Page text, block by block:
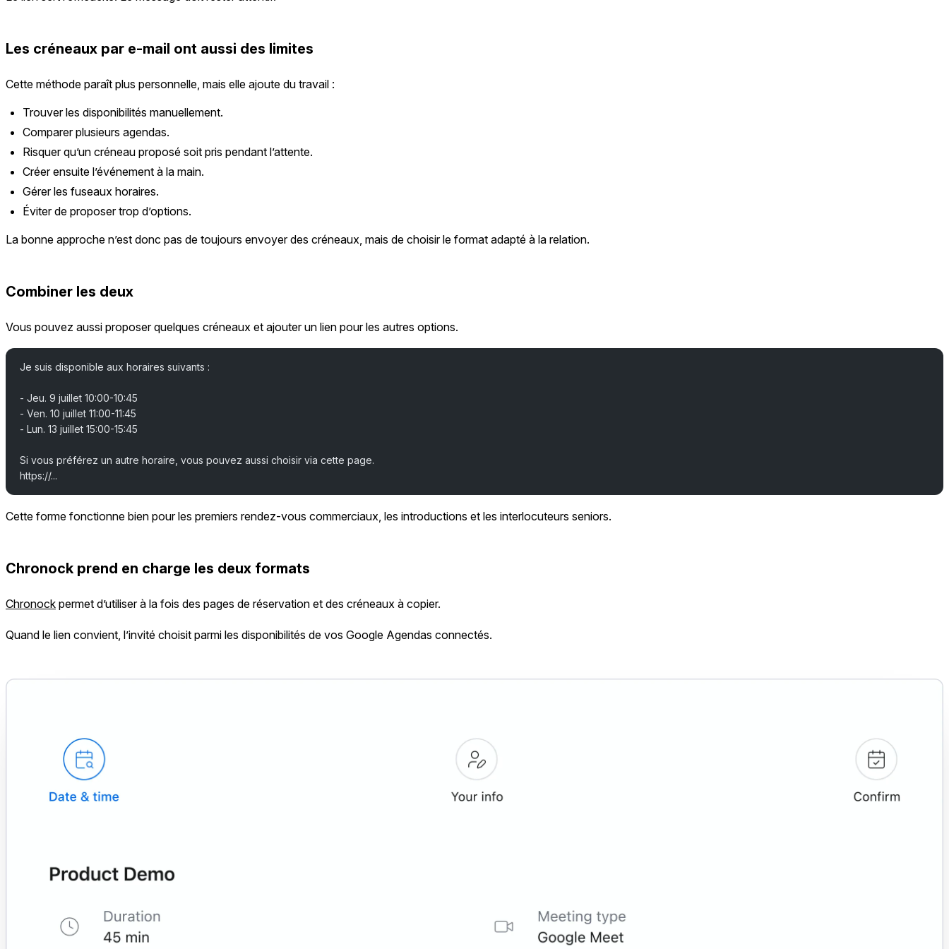
Les créneaux par e-mail ont aussi des limites
Cette méthode paraît plus personnelle, mais elle ajoute du travail :
Trouver les disponibilités manuellement.
Comparer plusieurs agendas.
Risquer qu’un créneau proposé soit pris pendant l’attente.
Créer ensuite l’événement à la main.
Gérer les fuseaux horaires.
Éviter de proposer trop d’options.
La bonne approche n’est donc pas de toujours envoyer des créneaux, mais de choisir le format adapté à la relation.
Combiner les deux
Vous pouvez aussi proposer quelques créneaux et ajouter un lien pour les autres options.
Je suis disponible aux horaires suivants :
- Jeu. 9 juillet 10:00-10:45
- Ven. 10 juillet 11:00-11:45
- Lun. 13 juillet 15:00-15:45
Si vous préférez un autre horaire, vous pouvez aussi choisir via cette page.
https://...
Cette forme fonctionne bien pour les premiers rendez-vous commerciaux, les introductions et les interlocuteurs seniors.
Chronock prend en charge les deux formats
Chronock permet d’utiliser à la fois des pages de réservation et des créneaux à copier.
Quand le lien convient, l’invité choisit parmi les disponibilités de vos Google Agendas connectés.